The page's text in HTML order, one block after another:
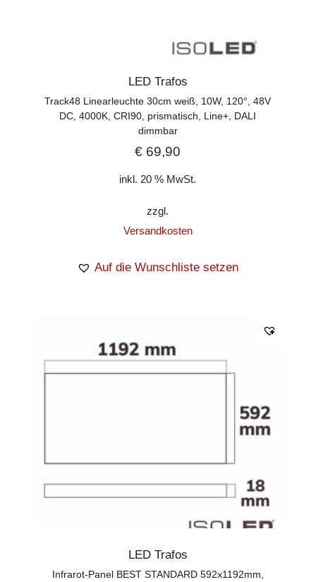
LED Trafos
Track48 Linearleuchte 30cm weiß, 10W, 120°, 48V
DC, 4000K, CRI90, prismatisch, Line+, DALI
dimmbar
€ 69,90
inkl. 20 % MwSt.
zzgl.
Versandkosten
Auf die Wunschliste setzen
LED Trafos
Infrarot-Panel BEST STANDARD 592x1192mm,